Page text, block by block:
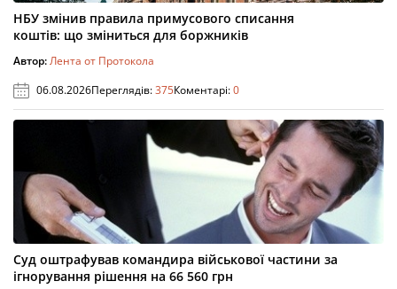
НБУ змінив правила примусового списання
коштів: що зміниться для боржників
Автор:Лента от Протокола
06.08.2026Переглядів:375Коментарі:0
Суд оштрафував командира військової частини за
ігнорування рішення на 66 560 грн